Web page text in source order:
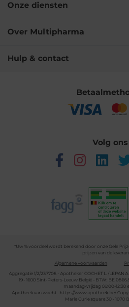
Onze diensten
Over Multipharma
Hulp & contact
Volg ons
*Uw % voordeel wordt berekend door onze Gele
prijzen van de
Algemene voorwaarden
Aggregatie 1/2/237708 - Apotheker COCHET L./LEPAN
19 - 1600 Sint-Pieters-Leeuw België - BTW: BE
maandag-vrijdag 09:00-12:30
Apotheek van wacht :
https://www.apotheek.be/
Marie Curie square 30 - 1070